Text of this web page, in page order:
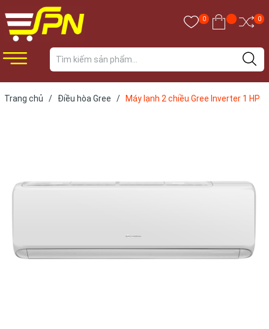
0 0
Trang chủ / Điều hòa Gree /
Máy lạnh 2 chiều Gree Inverter 1 HP